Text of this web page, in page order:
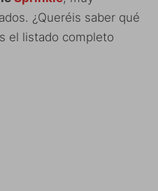
¿Queréis saber qué
el listado completo